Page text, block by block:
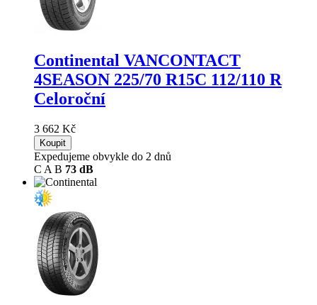
Continental VANCONTACT
4SEASON 225/70 R15C 112/110 R
Celoroční
3 662 Kč
Koupit
Expedujeme obvykle do 2 dnů
C A B 73 dB